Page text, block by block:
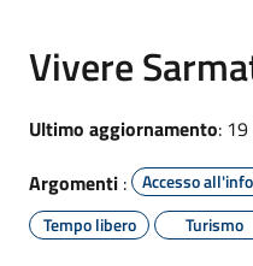
Vivere
Ultimo aggiornamento:
Argomenti : Accesso
Tempo libero
Turismo